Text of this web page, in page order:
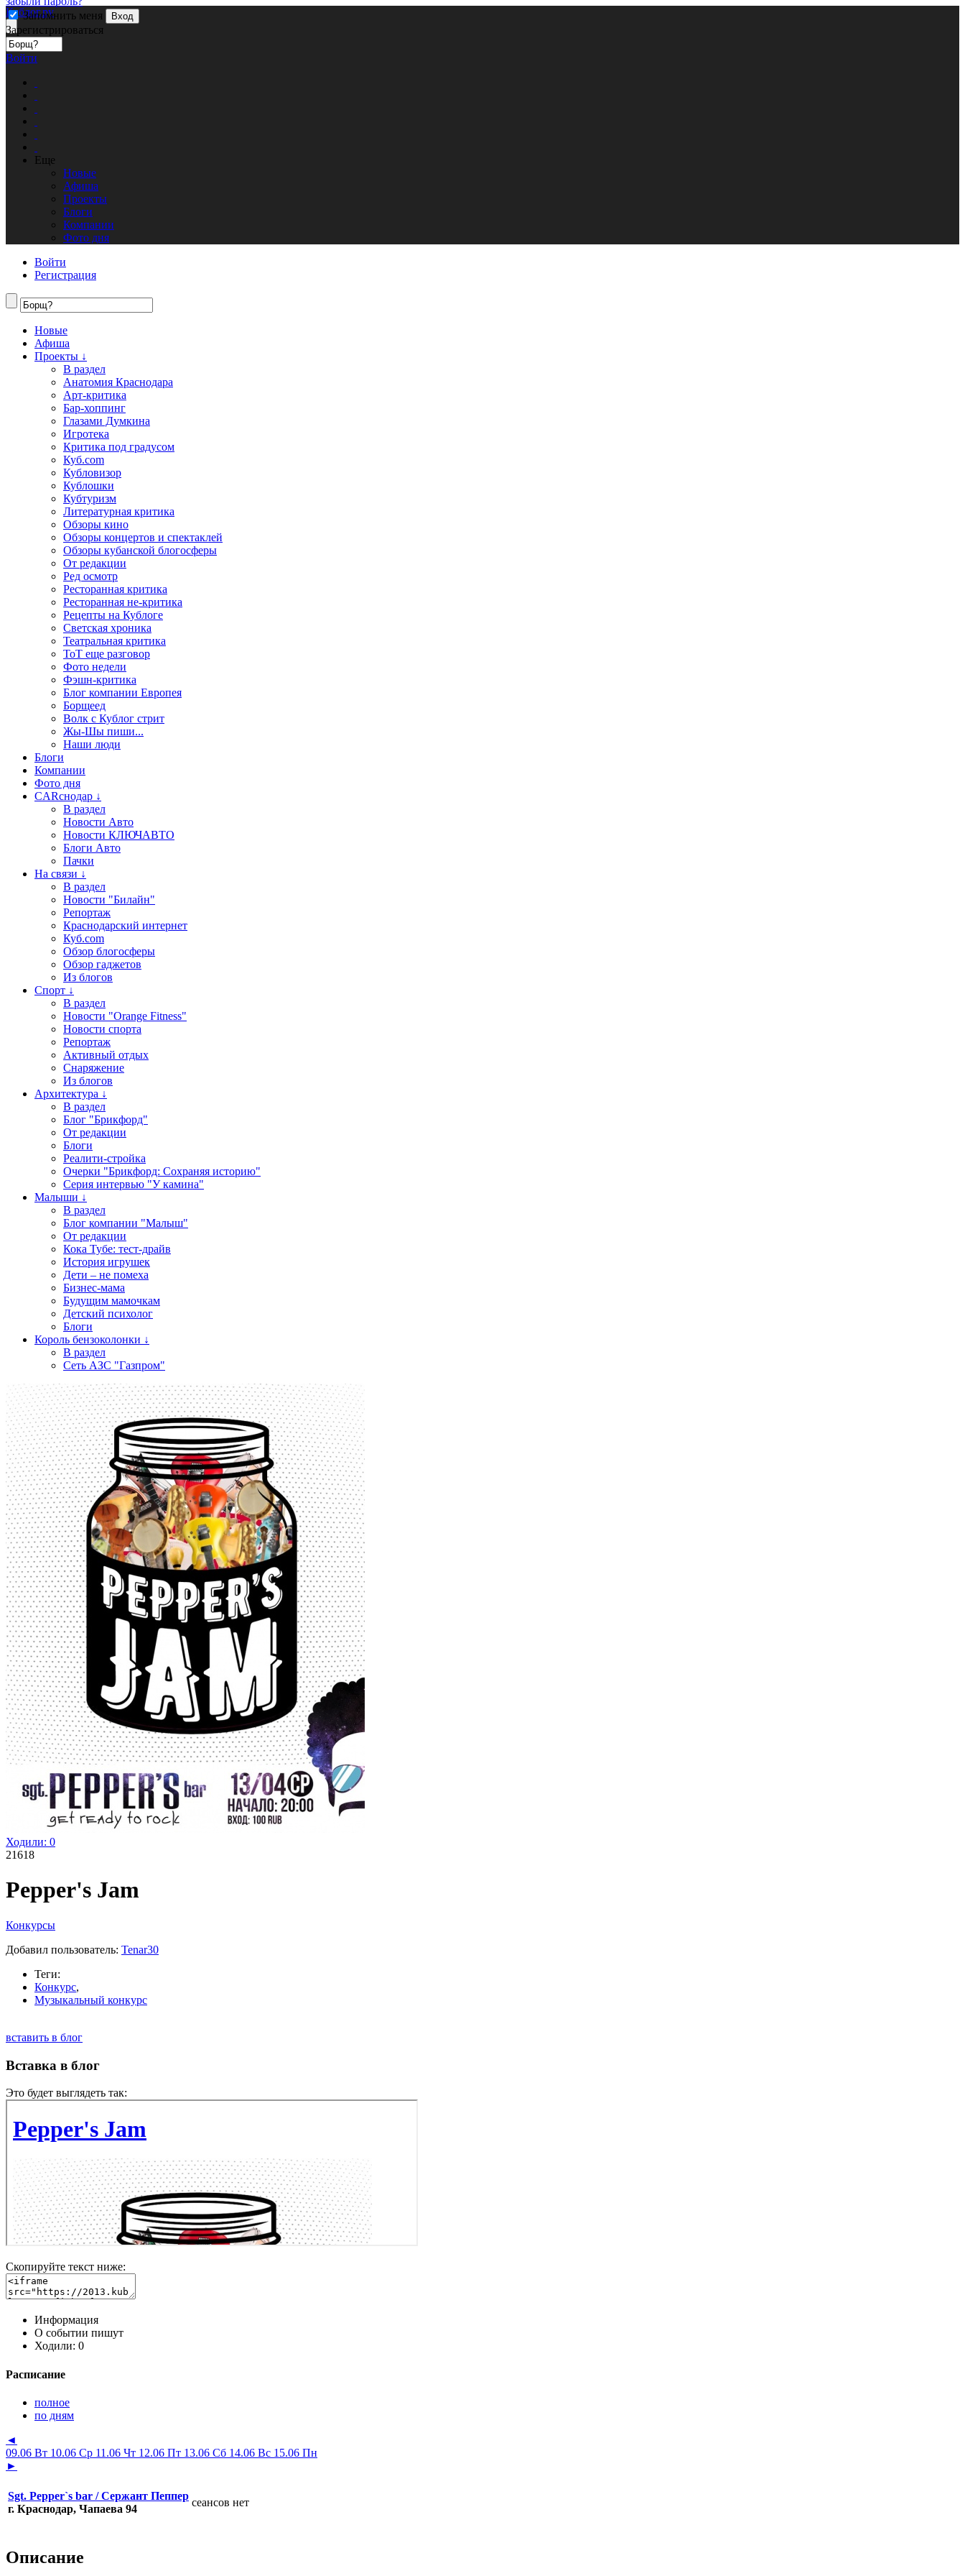
Запомнить меня
Вход
Зарегистрироваться
Кублог.ру
Войти
Еще
Новые
Афиша
Проекты
Блоги
Компании
Фото дня
Войти
Регистрация
Новые
Афиша
Проекты ↓
В раздел
Анатомия Краснодара
Арт-критика
Бар-хоппинг
Глазами Думкина
Игротека
Критика под градусом
Куб.com
Кубловизор
Кублошки
Кубтуризм
Литературная критика
Обзоры кино
Обзоры концертов и спектаклей
Обзоры кубанской блогосферы
От редакции
Ред осмотр
Ресторанная критика
Ресторанная не-критика
Рецепты на Кублоге
Светская хроника
Театральная критика
ТоТ еще разговор
Фото недели
Фэшн-критика
Блог компании Европея
Борщеед
Волк с Кублог стрит
Жы-Шы пиши...
Наши люди
Блоги
Компании
Фото дня
CARснодар ↓
В раздел
Новости Авто
Новости КЛЮЧАВТО
Блоги Авто
Пачки
На связи ↓
В раздел
Новости "Билайн"
Репортаж
Краснодарский интернет
Куб.com
Обзор блогосферы
Обзор гаджетов
Из блогов
Спорт ↓
В раздел
Новости "Orange Fitness"
Новости спорта
Репортаж
Активный отдых
Снаряжение
Из блогов
Архитектура ↓
В раздел
Блог "Брикфорд"
От редакции
Блоги
Реалити-стройка
Очерки "Брикфорд: Сохраняя историю"
Серия интервью "У камина"
Малыши ↓
В раздел
Блог компании "Малыш"
От редакции
Кока Тубе: тест-драйв
История игрушек
Дети – не помеха
Бизнес-мама
Будущим мамочкам
Детский психолог
Блоги
Король бензоколонки ↓
В раздел
Сеть АЗС "Газпром"
Ходили: 0
21618
Pepper's Jam
Конкурсы
Добавил пользователь: Tenar30
Теги:
Конкурс,
Музыкальный конкурс
вставить в блог
Вставка в блог
Это будет выглядеть так:
Скопируйте текст ниже:
Информация
О событии пишут
Ходили: 0
Расписание
полное
по дням
◄
09.06 Вт 10.06 Ср 11.06 Чт 12.06 Пт 13.06 Сб 14.06 Вс 15.06 Пн
►
Sgt. Pepper`s bar / Сержант Пеппер
г. Краснодар, Чапаева 94
сеансов нет
Описание